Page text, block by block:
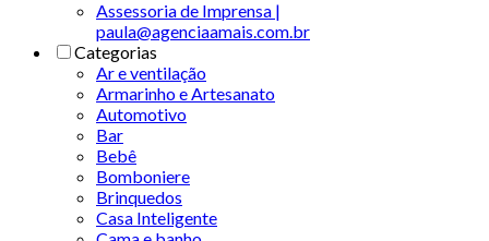
Assessoria de Imprensa |
paula@agenciaamais.com.br
Categorias
Ar e ventilação
Armarinho e Artesanato
Automotivo
Bar
Bebê
Bomboniere
Brinquedos
Casa Inteligente